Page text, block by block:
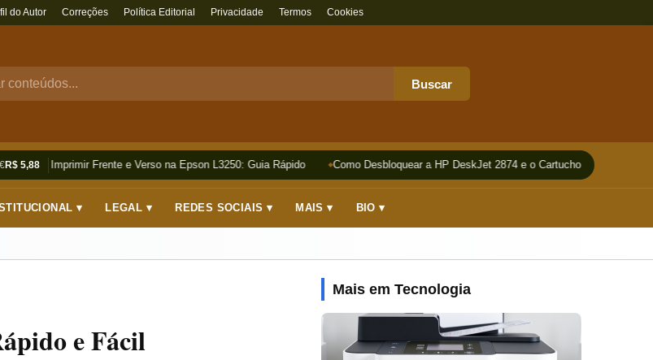
do Autor Correções Política Editorial Privacidade Termos Cookies
Buscar
€R$ 5,88
Como Imprimir Frente e Verso na Epson L3250: Guia Rápido Como Desbloquear a HP DeskJet 2874 e o Cartucho
▾ LEGAL ▾ REDES SOCIAIS ▾ MAIS ▾ BIO ▾
e Fácil
Mais em Tecnologia